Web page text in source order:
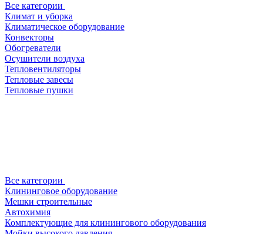
Все категории
Климат и уборка
Климатическое оборудование
Конвекторы
Обогреватели
Осушители воздуха
Тепловентиляторы
Тепловые завесы
Тепловые пушки
Все категории
Клининговое оборудование
Мешки строительные
Автохимия
Комплектующие для клинингового оборудования